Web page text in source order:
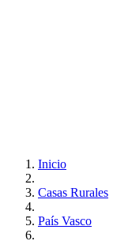
Inicio
Casas Rurales
País Vasco